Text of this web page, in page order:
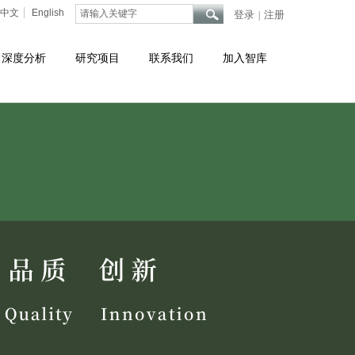
深度分析 研究项目 联系我们 加入智库
文 English 登录 注册